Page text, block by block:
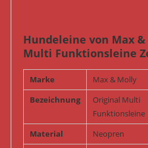
Hundeleine von Max
Multi Funktionsleine
Marke
Max & Molly
Bezeichnung
Original Multi
Funktionsleine
Material
Neopren